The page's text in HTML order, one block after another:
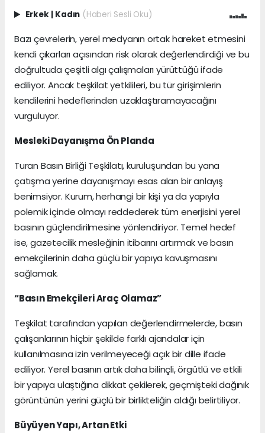
Erkek | Kadın (Haberi Sesli Oku)
Bazı çevrelerin, yerel medyanın ortak hareket etmesini
kendi çıkarları açısından risk olarak değerlendirdiği ve bu
doğrultuda çeşitli algı çalışmaları yürüttüğü ifade
ediliyor. Ancak teşkilat yetkilileri, bu tür girişimlerin
kendilerini hedeflerinden uzaklaştıramayacağını
vurguluyor.
Mesleki Dayanışma Ön Planda
Turan Basın Birliği Teşkilatı, kuruluşundan bu yana
çatışma yerine dayanışmayı esas alan bir anlayış
benimsiyor. Kurum, herhangi bir kişi ya da yapıyla
polemik içinde olmayı reddederek tüm enerjisini yerel
basının güçlendirilmesine yönlendiriyor. Temel hedef
ise, gazetecilik mesleğinin itibarını artırmak ve basın
emekçilerinin daha güçlü bir yapıya kavuşmasını
sağlamak.
“Basın Emekçileri Araç Olamaz”
Teşkilat tarafından yapılan değerlendirmelerde, basın
çalışanlarının hiçbir şekilde farklı ajandalar için
kullanılmasına izin verilmeyeceği açık bir dille ifade
ediliyor. Yerel basının artık daha bilinçli, örgütlü ve etkili
bir yapıya ulaştığına dikkat çekilerek, geçmişteki dağınık
görüntünün yerini güçlü bir birlikteliğin aldığı belirtiliyor.
Büyüyen Yapı, Artan Etki